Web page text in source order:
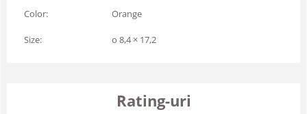
Color: Orange
Size: o 8,4 × 17,2
Rating-uri